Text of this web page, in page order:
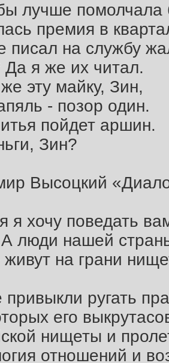
лучше помолчала
премия в
писал на службу
я же их читал.
эту майку, Зин,
- позор один.
пойдет аршин.
Зин?
Высоцкий
я хочу поведать
люди нашей
живут на грани
ругать
его
нищеты и
отношений и